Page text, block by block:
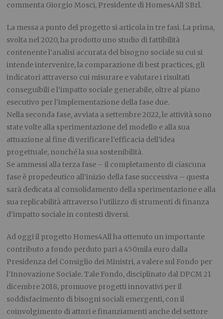
commenta Giorgio Mosci, Presidente di Homes4All SBrl.
La messa a punto del progetto si articola in tre fasi. La prima,
svolta nel 2020, ha prodotto uno studio di fattibilità
contenente l’analisi accurata del bisogno sociale su cui si
intende intervenire, la comparazione di best practices, gli
indicatori attraverso cui misurare e valutare i risultati
conseguibili e l’impatto sociale generabile, oltre al piano
esecutivo per l’implementazione della fase due.
Nella seconda fase, avviata a settembre 2022, le attività sono
state volte alla sperimentazione del modello e alla sua
attuazione al fine di verificare l’efficacia dell’idea
progettuale, nonché la sua sostenibilità.
Se ammessi alla terza fase – il completamento di ciascuna
fase è propedeutico all’inizio della fase successiva – questa
sarà dedicata al consolidamento della sperimentazione e alla
sua replicabilità attraverso l’utilizzo di strumenti di finanza
d’impatto sociale in contesti diversi.
Ad oggi il progetto Homes4All ha ottenuto un importante
contributo a fondo perduto pari a 450mila euro dalla
Presidenza del Consiglio dei Ministri, a valere sul Fondo per
l’Innovazione Sociale. Tale Fondo, disciplinato dal DPCM 21
dicembre 2018, promuove progetti innovativi per il
soddisfacimento di bisogni sociali emergenti, con il
coinvolgimento di attori e finanziamenti anche del settore